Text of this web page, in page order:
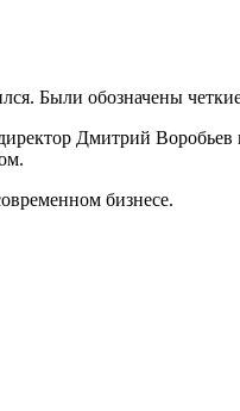
Были обозначены
Дмитрий
бизнесе.